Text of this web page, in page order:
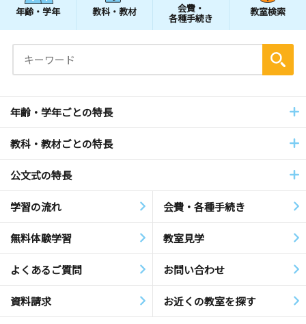
年齢・学年 教科・教材 会費・
各種手続き
教室検索
年齢・学年ごとの特長
教科・教材ごとの特長
公文式の特長
学習の流れ 会費・各種手続き
無料体験学習 教室見学
よくあるご質問 お問い合わせ
資料請求 お近くの教室を探す